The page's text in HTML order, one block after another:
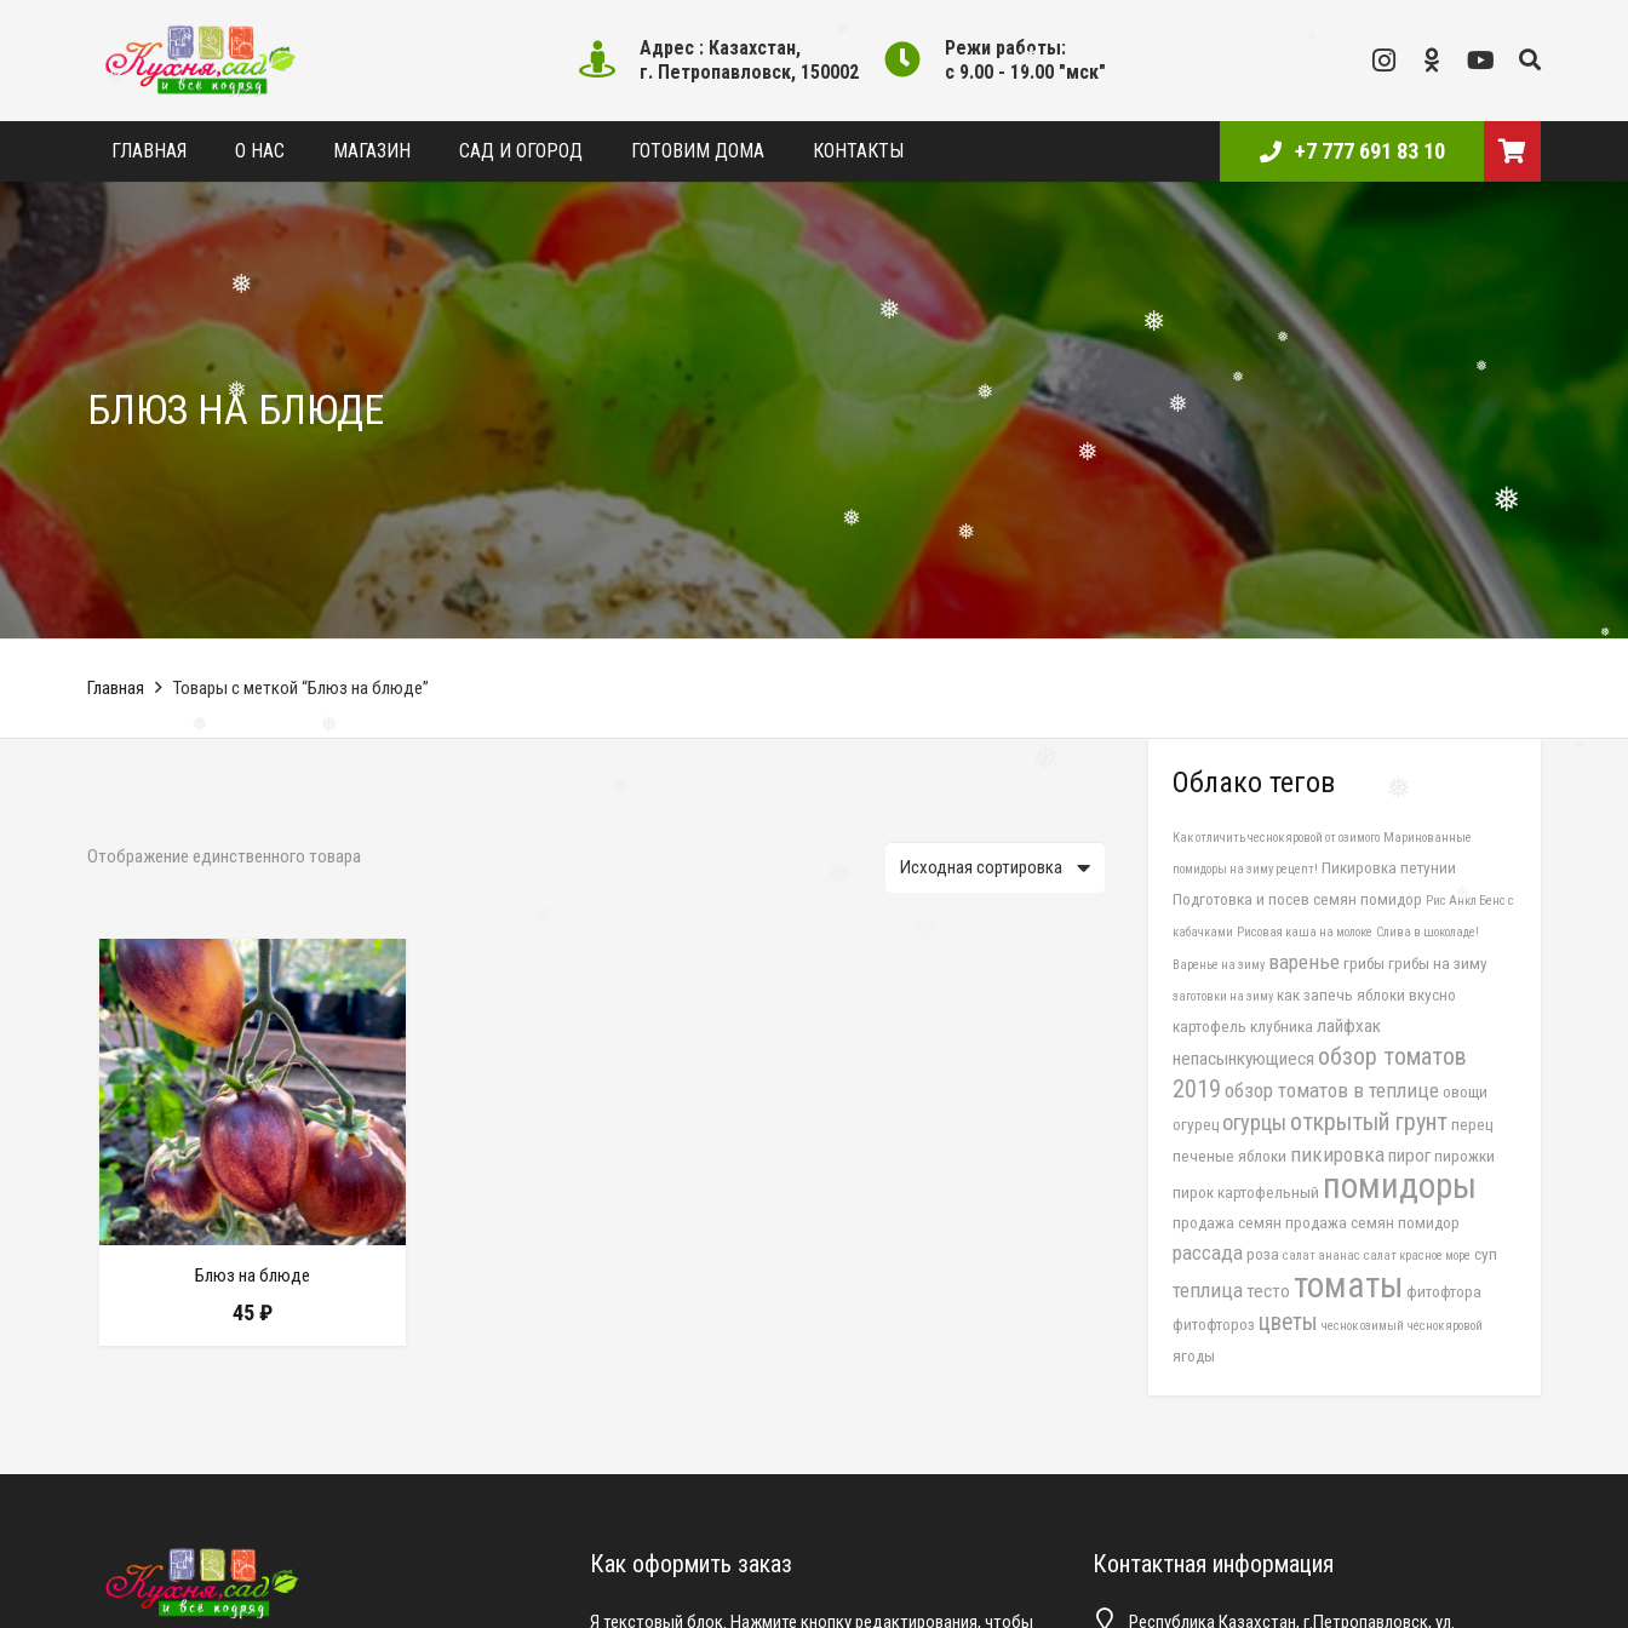
❅
❅
❅
❅
❅
❅
❅
❅
❅
Адрес : Казахстан,
г. Петропавловск, 150002
Режи работы:
с 9.00 - 19.00 "мск"
ГЛАВНАЯ О НАС МАГАЗИН САД И ОГОРОД ГОТОВИМ ДОМА КОНТАКТЫ +7 777 691 83 10
БЛЮЗ НА БЛЮДЕ
Главная Товары с меткой “Блюз на блюде”
Отображение единственного товара
Блюз на блюде
45₽
Облако тегов
Как отличить чеснок яровой от озимого Маринованные
помидоры на зиму рецепт! Пикировка петунии
Подготовка и посев семян помидор Рис Анкл Бенс с
кабачками Рисовая каша на молоке Слива в шоколаде!
Варенье на зиму варенье грибы грибы на зиму
заготовки на зиму как запечь яблоки вкусно
картофель клубника лайфхак
непасынкующиеся обзор томатов
2019 обзор томатов в теплице овощи
огурец огурцы открытый грунт перец
печеные яблоки пикировкапирог пирожки
пирок картофельный помидоры
продажа семян продажа семян помидор
рассада роза салат ананас салат красное море суп
теплицатесто томаты фитофтора
фитофтороз цветы чеснок озимый чеснок яровой
ягоды
Как оформить заказ
Я текстовый блок. Нажмите кнопку редактирования, чтобы
Контактная информация
Республика Казахстан, г.Петропавловск, ул.